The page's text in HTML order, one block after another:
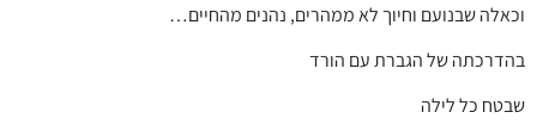
וכאלה שבנועם וחיוך לא ממהרים, נהנים מהחיים…
בהדרכתה של הגברת עם הורד
שבטח כל לילה